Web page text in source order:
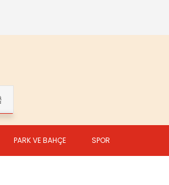
PARK VE BAHÇE SPOR